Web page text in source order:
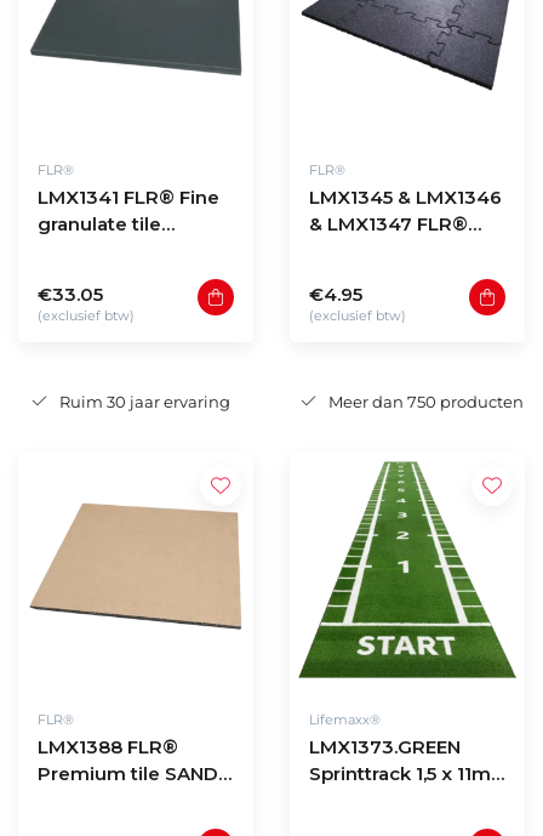
FLR®
LMX1341 FLR® Fine
granulate tile
€33.05
(exclusief btw)
FLR®
LMX1345 & LMX1346
& LMX1347 FLR®
€4.95
(exclusief btw)
Ruim 30 jaar ervaring Meer dan 750 producten
FLR®
LMX1388 FLR®
Premium tile SAND
Lifemaxx®
LMX1373.GREEN
Sprinttrack 1,5 x 11m -